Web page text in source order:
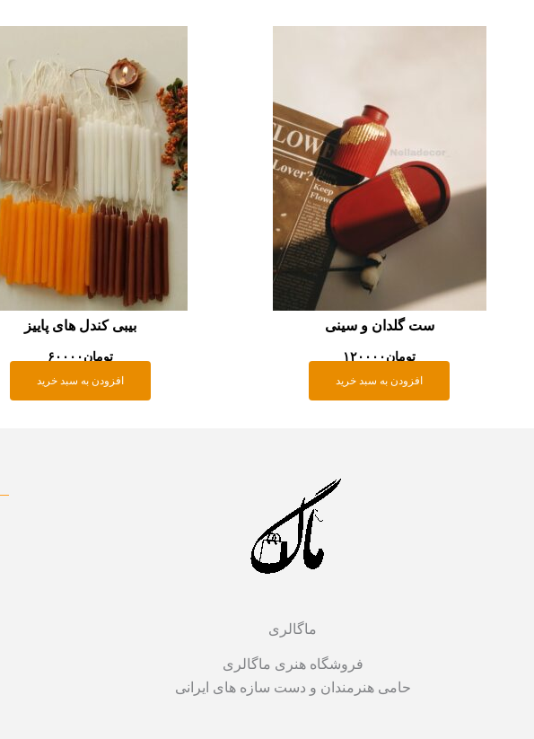
ست گلدان و سینی
تومان۱۲۰۰۰۰
افزودن به سبد خرید
بیبی کندل های پاییز
تومان۶۰۰۰۰
افزودن به سبد خرید
ماگالری
فروشگاه هنری ماگالری
حامی هنرمندان و دست سازه های ایرانی